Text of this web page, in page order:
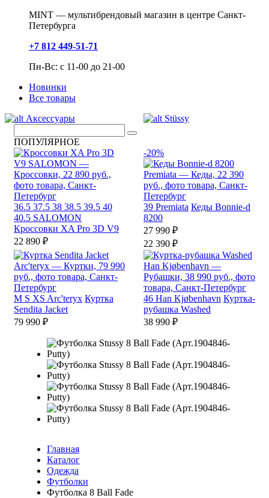
MINT — мультибрендовый магазин в центре Санкт-
Петербурга
+7 812 449-51-71
Пн-Вс: с 11-00 до 21-00
Новинки
Все товары
Аксессуары
Stüssy
ПОПУЛЯРНОЕ
36.5 37.5 38 38.5 39.5 40
40.5 SALOMON
Кроссовки XA Pro 3D V9
22 890 ₽
-20%
39 Premiata Кеды Bonnie-d
8200
27 990 ₽
22 390 ₽
M S XS Arc'teryx Куртка
Sendita Jacket
79 990 ₽
46 Han Kjøbenhavn Куртка-
рубашка Washed
38 990 ₽
Главная
Каталог
Одежда
Футболки
Футболка 8 Ball Fade